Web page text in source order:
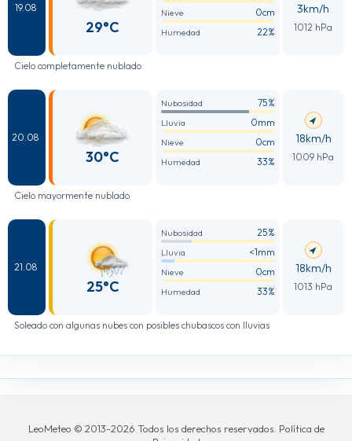
19.08
29°C
Nieve 0cm
Humedad 22%
3km/h
1012 hPa
Cielo completamente nublado
20.08
30°C
Nubosidad 75%
Lluvia 0mm
Nieve 0cm
Humedad 33%
18km/h
1009 hPa
Cielo mayormente nublado
21.08
25°C
Nubosidad 25%
Lluvia <1mm
Nieve 0cm
Humedad 33%
18km/h
1013 hPa
Soleado con algunas nubes con posibles chubascos con lluvias
LeoMeteo © 2013-2026 Todos los derechos reservados. Política de